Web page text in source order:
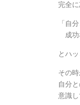
完全
「自
成功
とハ
その
自分
意識し